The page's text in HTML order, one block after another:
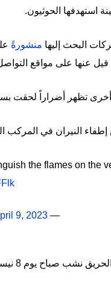
استهدفها الحوثيون.
البحث إليها منشورةً
تظهر أضراراً لحقت
النيران في المركب
the flames on the
— South King Fire (@Southkingfire)
9, 2023
أبريل من السنة الماضية في قارب صيد كبير كان يرسو في أحد سواحل تاكوما.